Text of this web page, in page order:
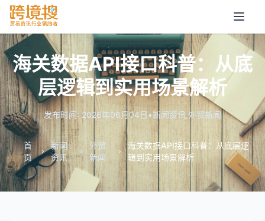
海关数据API接口科普：从底
层逻辑到实用场景解析
发布时间: 2026年06月04日•新闻资讯,外贸新闻
首
页
新闻
资讯
外贸
新闻
海关数据API接口科普：从底层逻
辑到实用场景解析